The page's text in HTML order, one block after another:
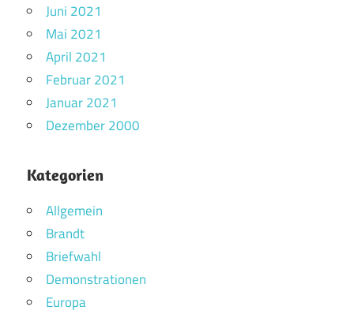
Juni 2021
Mai 2021
April 2021
Februar 2021
Januar 2021
Dezember 2000
Kategorien
Allgemein
Brandt
Briefwahl
Demonstrationen
Europa